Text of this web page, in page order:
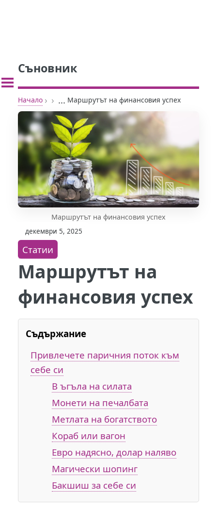
Съновник
Начало › › ... Маршрутът на финансовия успех
Маршрутът на финансовия успех
декември 5, 2025
Статии
Маршрутът на
финансовия успех
Съдържание
Привлечете паричния поток към
себе си
В ъгъла на силата
Монети на печалбата
Метлата на богатството
Кораб или вагон
Евро надясно, долар наляво
Магически шопинг
Бакшиш за себе си